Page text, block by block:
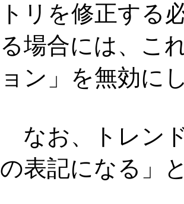
トリを修正する
る場合には、こ
ョン」を無効に
なお、トレン
の表記になる」